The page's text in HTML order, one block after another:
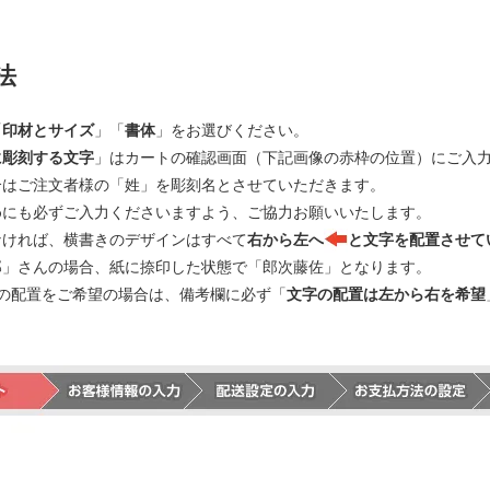
印材とサイズ」「書体」をお選びください。
刻する文字 」はカートの確認画面（下記画像の赤枠の位置）にご入
ご注文者様の「姓」を彫刻名とさせていただきます。
も必ずご入力くださいますよう、ご協力お願いいたします。
れば、横書きのデザインはすべて右から左へ
と文字を配置させ
さんの場合、紙に捺印した状態で「郎次藤佐」となります。
配置をご希望の場合は、備考欄に必ず「文字の配置は左から右を希望